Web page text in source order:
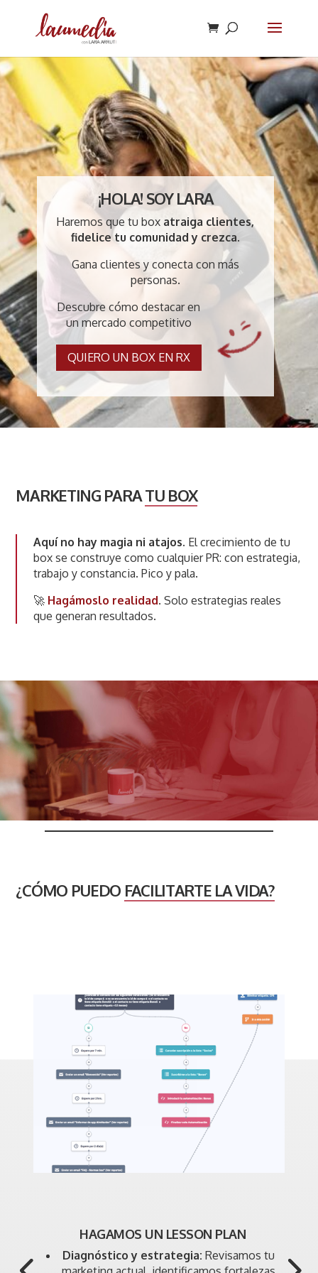
¡HOLA! SOY LARA
Haremos que tu box atraiga clientes,
fidelice tu comunidad y crezca.
Gana clientes y conecta con más
personas.
Descubre cómo destacar en
un mercado competitivo
QUIERO UN BOX EN RX
MARKETING PARATU BOX
Aquí no hay magia ni atajos. El crecimiento de tu
box se construye como cualquier PR: con estrategia,
trabajo y constancia. Pico y pala.
🚀 Hagámoslo realidad. Solo estrategias reales
que generan resultados.
¿CÓMO PUEDO FACILITARTE LA VIDA?
HAGAMOS UN LESSON PLAN
Diagnóstico y estrategia: Revisamos tu